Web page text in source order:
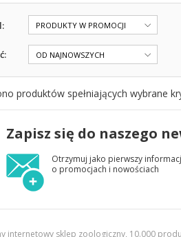
PRODUKTY W PROMOCJI
OD NAJNOWSZYCH
produktów spełniających wybrane
Zapisz się do naszego
Otrzymuj jako pierwszy
o promocjach i nowościach
internetowy sklep zoologiczny, 10.000